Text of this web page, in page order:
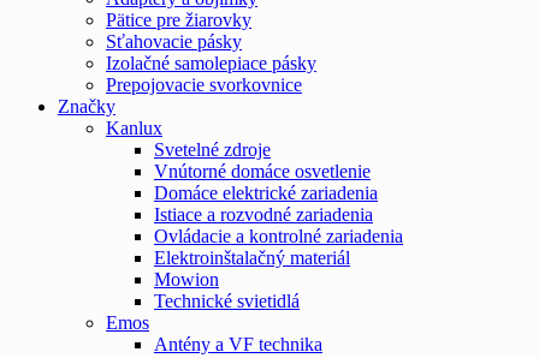
Pätice pre žiarovky
Sťahovacie pásky
Izolačné samolepiace pásky
Prepojovacie svorkovnice
Značky
Kanlux
Svetelné zdroje
Vnútorné domáce osvetlenie
Domáce elektrické zariadenia
Istiace a rozvodné zariadenia
Ovládacie a kontrolné zariadenia
Elektroinštalačný materiál
Mowion
Technické svietidlá
Emos
Antény a VF technika